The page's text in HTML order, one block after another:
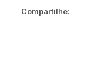
Compartilhe: